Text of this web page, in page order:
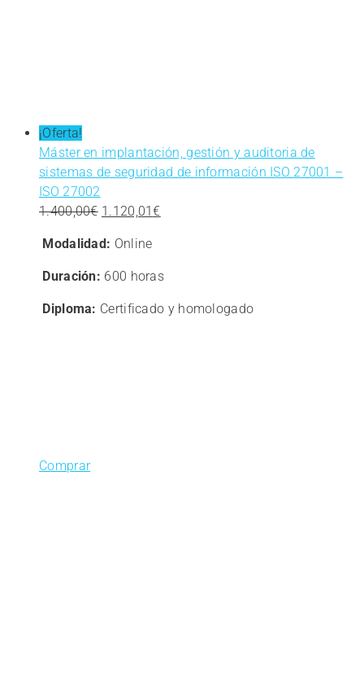
¡Oferta!
Máster en implantación, gestión y auditoria de
sistemas de seguridad de información ISO 27001 –
ISO 27002
1.400,00€ El
original
era:
1.120,01€
Modalidad: Online
Duración: 600 horas
Diploma: Certificado y homologado
Comprar